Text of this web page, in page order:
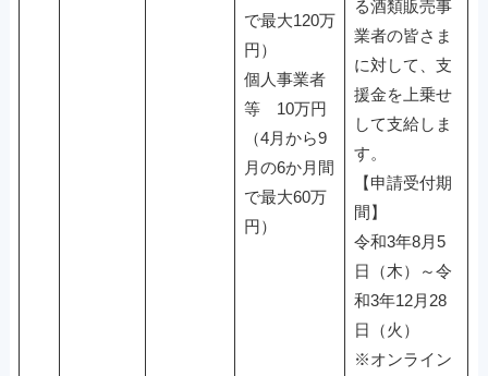
で最大120万
円）
個人事業者
等 10万円
（4月から9
月の6か月間
で最大60万
円）
る酒類販売事
業者の皆さま
に対して、支
援金を上乗せ
して支給しま
す。
【申請受付期
間】
令和3年8月5
日（木）～令
和3年12月28
日（火）
※オンライン